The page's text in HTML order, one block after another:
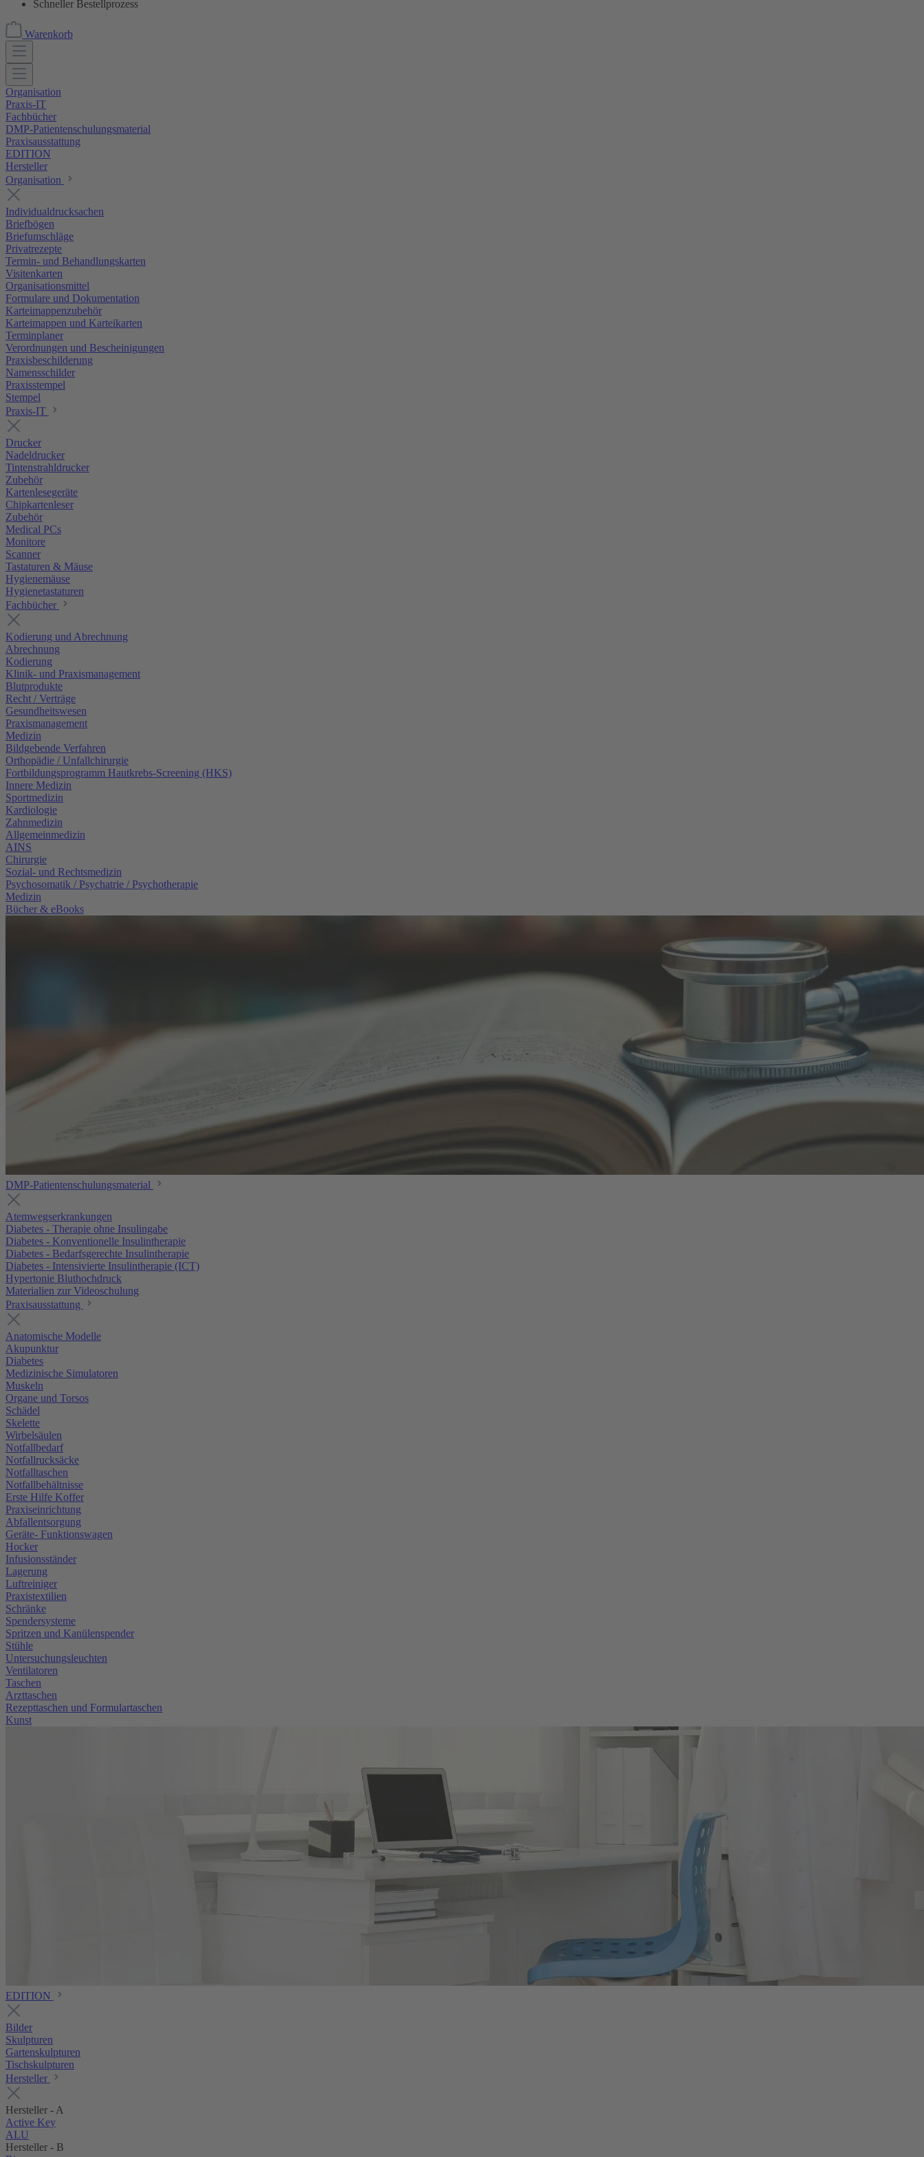
Schneller Bestellprozess
Warenkorb
Organisation
Praxis-IT
Fachbücher
DMP-Patientenschulungsmaterial
Praxisausstattung
EDITION
Hersteller
Organisation
Individualdrucksachen
Briefbögen
Briefumschläge
Privatrezepte
Termin- und Behandlungskarten
Visitenkarten
Organisationsmittel
Formulare und Dokumentation
Karteimappenzubehör
Karteimappen und Karteikarten
Terminplaner
Verordnungen und Bescheinigungen
Praxisbeschilderung
Namensschilder
Praxisstempel
Stempel
Praxis-IT
Drucker
Nadeldrucker
Tintenstrahldrucker
Zubehör
Kartenlesegeräte
Chipkartenleser
Zubehör
Medical PCs
Monitore
Scanner
Tastaturen & Mäuse
Hygienemäuse
Hygienetastaturen
Fachbücher
Kodierung und Abrechnung
Abrechnung
Kodierung
Klinik- und Praxismanagement
Blutprodukte
Recht / Verträge
Gesundheitswesen
Praxismanagement
Medizin
Bildgebende Verfahren
Orthopädie / Unfallchirurgie
Fortbildungsprogramm Hautkrebs-Screening (HKS)
Innere Medizin
Sportmedizin
Kardiologie
Zahnmedizin
Allgemeinmedizin
AINS
Chirurgie
Sozial- und Rechtsmedizin
Psychosomatik / Psychatrie / Psychotherapie
Medizin
Bücher & eBooks
DMP-Patientenschulungsmaterial
Atemwegserkrankungen
Diabetes - Therapie ohne Insulingabe
Diabetes - Konventionelle Insulintherapie
Diabetes - Bedarfsgerechte Insulintherapie
Diabetes - Intensivierte Insulintherapie (ICT)
Hypertonie Bluthochdruck
Materialien zur Videoschulung
Praxisausstattung
Anatomische Modelle
Akupunktur
Diabetes
Medizinische Simulatoren
Muskeln
Organe und Torsos
Schädel
Skelette
Wirbelsäulen
Notfallbedarf
Notfallrucksäcke
Notfalltaschen
Notfallbehältnisse
Erste Hilfe Koffer
Praxiseinrichtung
Abfallentsorgung
Geräte- Funktionswagen
Hocker
Infusionsständer
Lagerung
Luftreiniger
Praxistextilien
Schränke
Spendersysteme
Spritzen und Kanülenspender
Stühle
Untersuchungsleuchten
Ventilatoren
Taschen
Arzttaschen
Rezepttaschen und Formulartaschen
Kunst
EDITION
Bilder
Skulpturen
Gartenskulpturen
Tischskulpturen
Hersteller
Hersteller - A
Active Key
ALU
Hersteller - B